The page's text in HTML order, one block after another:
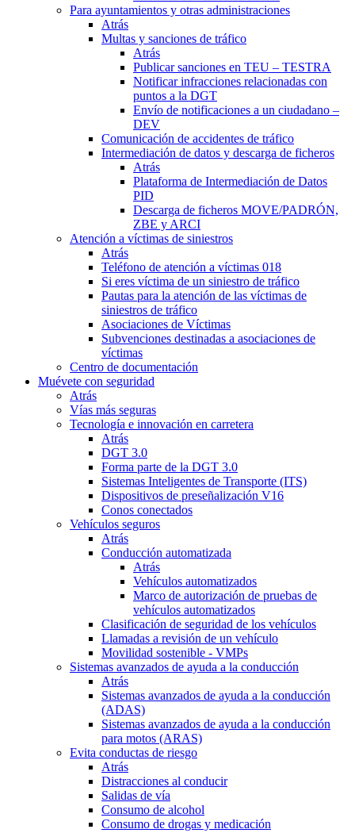
Para ayuntamientos y otras administraciones
Atrás
Multas y sanciones de tráfico
Atrás
Publicar sanciones en TEU – TESTRA
Notificar infracciones relacionadas con
puntos a la DGT
Envío de notificaciones a un ciudadano –
DEV
Comunicación de accidentes de tráfico
Intermediación de datos y descarga de ficheros
Atrás
Plataforma de Intermediación de Datos
PID
Descarga de ficheros MOVE/PADRÓN,
ZBE y ARCI
Atención a víctimas de siniestros
Atrás
Teléfono de atención a víctimas 018
Si eres víctima de un siniestro de tráfico
Pautas para la atención de las víctimas de
siniestros de tráfico
Asociaciones de Víctimas
Subvenciones destinadas a asociaciones de
víctimas
Centro de documentación
Muévete con seguridad
Atrás
Vías más seguras
Tecnología e innovación en carretera
Atrás
DGT 3.0
Forma parte de la DGT 3.0
Sistemas Inteligentes de Transporte (ITS)
Dispositivos de preseñalización V16
Conos conectados
Vehículos seguros
Atrás
Conducción automatizada
Atrás
Vehículos automatizados
Marco de autorización de pruebas de
vehículos automatizados
Clasificación de seguridad de los vehículos
Llamadas a revisión de un vehículo
Movilidad sostenible - VMPs
Sistemas avanzados de ayuda a la conducción
Atrás
Sistemas avanzados de ayuda a la conducción
(ADAS)
Sistemas avanzados de ayuda a la conducción
para motos (ARAS)
Evita conductas de riesgo
Atrás
Distracciones al conducir
Salidas de vía
Consumo de alcohol
Consumo de drogas y medicación